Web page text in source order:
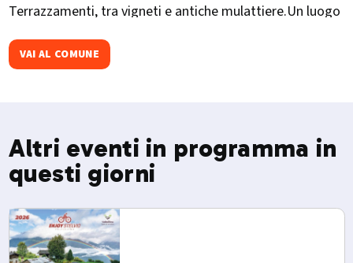
Terrazzamenti, tra vigneti e antiche mulattiere.Un luogo
VAI AL COMUNE
Altri eventi in programma in
questi giorni